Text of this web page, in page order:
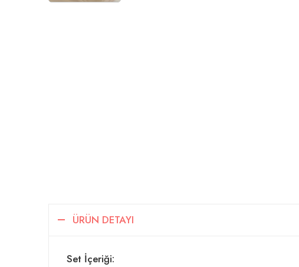
ÜRÜN DETAYI
Set İçeriği: